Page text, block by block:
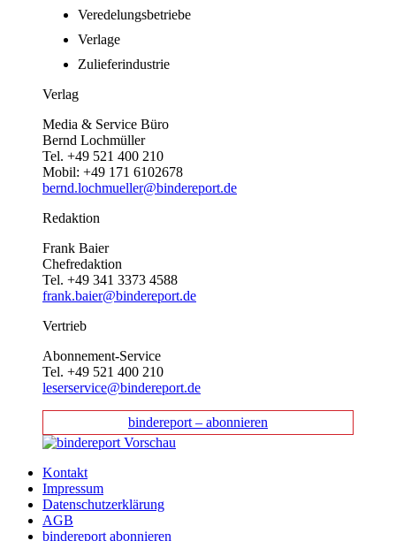
Veredelungsbetriebe
Verlage
Zulieferindustrie
Verlag
Media & Service Büro
Bernd Lochmüller
Tel. +49 521 400 210
Mobil: +49 171 6102678
bernd.lochmueller@bindereport.de
Redaktion
Frank Baier
Chefredaktion
Tel. +49 341 3373 4588
frank.baier@bindereport.de
Vertrieb
Abonnement-Service
Tel. +49 521 400 210
leserservice@bindereport.de
bindereport – abonnieren
Kontakt
Impressum
Datenschutzerklärung
AGB
bindereport abonnieren